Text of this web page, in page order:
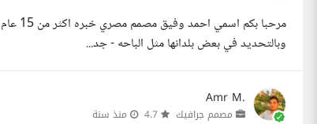
وبالتحديد في بعض بلدانها مثل الباحه - جد...
Amr M.
مصمم جرافيك منذ سنة